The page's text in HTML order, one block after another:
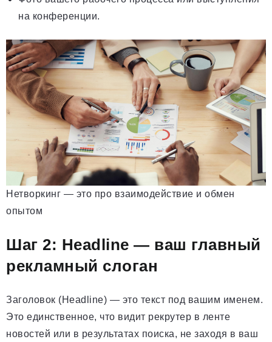
на конференции.
Нетворкинг — это про взаимодействие и обмен
опытом
Шаг 2: Headline — ваш главный
рекламный слоган
Заголовок (Headline) — это текст под вашим именем.
Это единственное, что видит рекрутер в ленте
новостей или в результатах поиска, не заходя в ваш